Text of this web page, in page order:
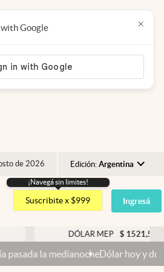
de 2026 Edición: Argentina
Argentina
España
USA
¡Navegá sin limites!
Suscribite x $999 Ingresá
DÓLAR MEP $ 1521,52 0.23%
Dólar hoy y dólar blue hoy:
Google ×